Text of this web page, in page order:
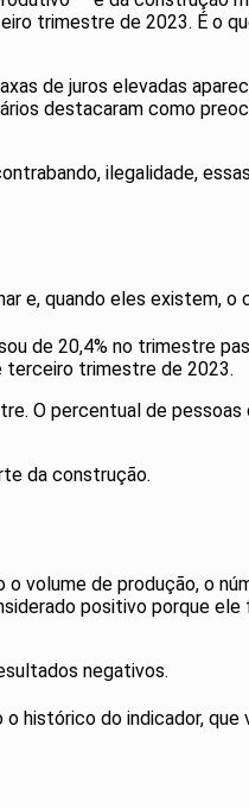
trimestre de 2023. É o
de juros elevadas
destacaram como
ilegalidade,
e, quando eles existem, o
de 20,4% no trimestre
terceiro trimestre de 2023.
O percentual de
da construção.
volume de produção, o
positivo porque ele
negativos.
histórico do indicador, que